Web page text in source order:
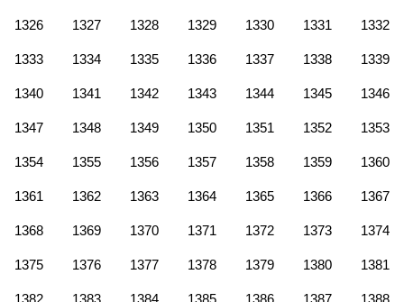
1326 1327 1328 1329 1330 1331 1332
1333 1334 1335 1336 1337 1338 1339
1340 1341 1342 1343 1344 1345 1346
1347 1348 1349 1350 1351 1352 1353
1354 1355 1356 1357 1358 1359 1360
1361 1362 1363 1364 1365 1366 1367
1368 1369 1370 1371 1372 1373 1374
1375 1376 1377 1378 1379 1380 1381